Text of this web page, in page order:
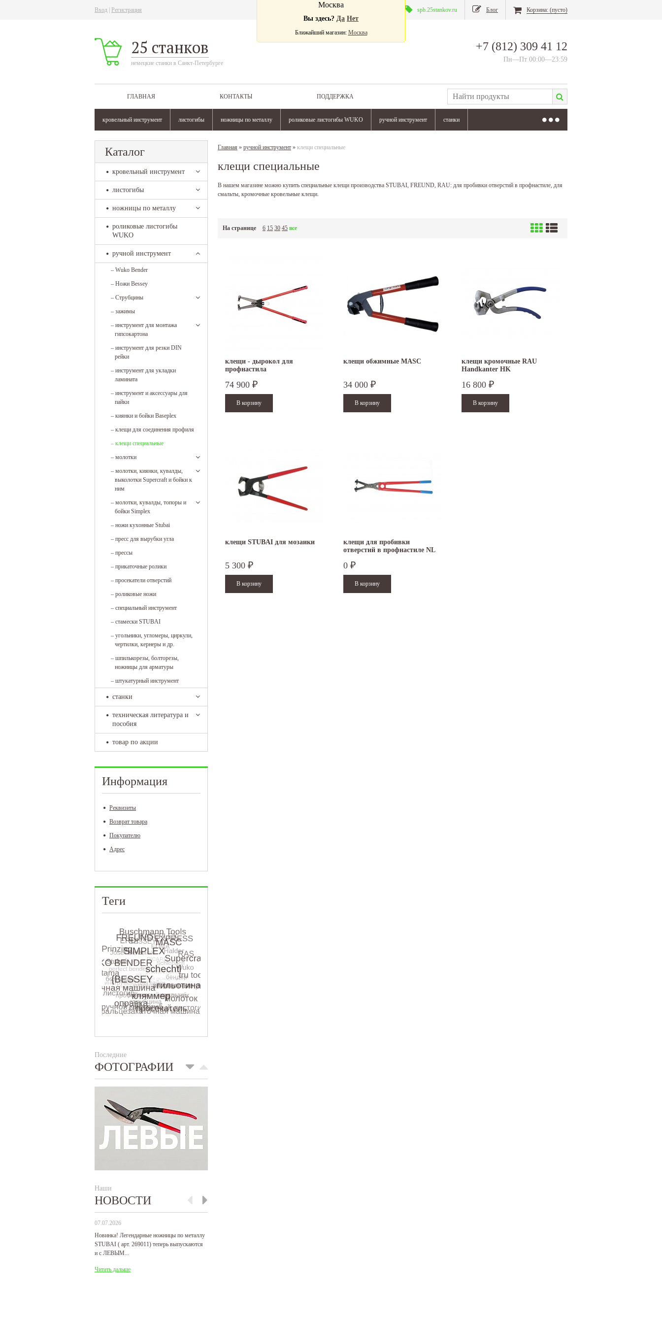
Вход Регистрация spb.25stankov.ru Блог Корзина: (пусто)
25 станков
немецкие станки в Санкт-Петербурге
+7 (812) 309 41 12
Пн—Пт 00:00—23:59
ГЛАВНАЯ КОНТАКТЫ ПОДДЕРЖКА
кровельный инструмент листогибы ножницы по металлу роликовые листогибы WUKO ручной инструмент станки
Москва
Вы здесь? Да Нет
Ближайший магазин: Москва
Каталог
кровельный инструмент
листогибы
ножницы по металлу
роликовые листогибы
WUKO
ручной инструмент
– Wuko Bender
– Ножи Bessey
– Струбцины
– зажимы
– инструмент для монтажа
гипсокартона
– инструмент для резки DIN
рейки
– инструмент для укладки
ламината
– инструмент и аксессуары для
пайки
– киянки и бойки Baseplex
– клещи для соединения профиля
– клещи специальные
– молотки
– молотки, киянки, кувалды,
выколотки Supercraft и бойки к
ним
– молотки, кувалды, топоры и
бойки Simplex
– ножи кухонные Stubai
– пресс для вырубки угла
– прессы
– прикаточные ролики
– просекатели отверстий
– роликовые ножи
– специальный инструмент
– стамески STUBAI
– угольники, угломеры, циркули,
чертилки, кернеры и др.
– шпилькорезы, болторезы,
ножницы для арматуры
– штукатурный инструмент
станки
техническая литература и
пособия
товар по акции
Информация
Реквизиты
Возврат товара
Покупателю
Адрес
Теги
Последние
ФОТОГРАФИИ
Наши
НОВОСТИ
07.07.2026
Новинка! Легендарные ножницы по металлу
STUBAI ( арт. 269011) теперь выпускаются
и с ЛЕВЫМ...
Читать дальше
Главная » ручной инструмент » клещи специальные
клещи специальные
В нашем магазине можно купить специальные клещи производства STUBAI, FREUND, RAU: для пробивки отверстий в профнастиле, для
смальты, кромочные кровельные клещи.
На странице 6 15 30 45 все
клещи - дырокол для
профнастила
74 900 ₽
клещи обжимные MASC
34 000 ₽
клещи кромочные RAU
Handkanter HK
16 800 ₽
клещи STUBAI для мозаики
5 300 ₽
клещи для пробивки
отверстий в профнастиле NL
0 ₽